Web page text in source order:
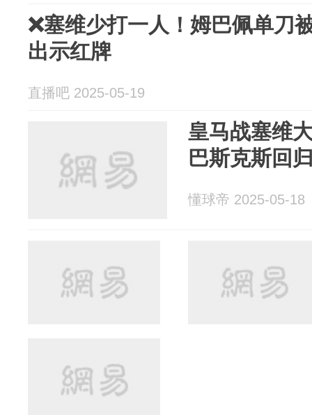
❌️塞维少打一人！姆巴佩单刀
出示红牌
直播吧 2025-05-19
皇马战塞维
巴斯克斯回
懂球帝 2025-05-18